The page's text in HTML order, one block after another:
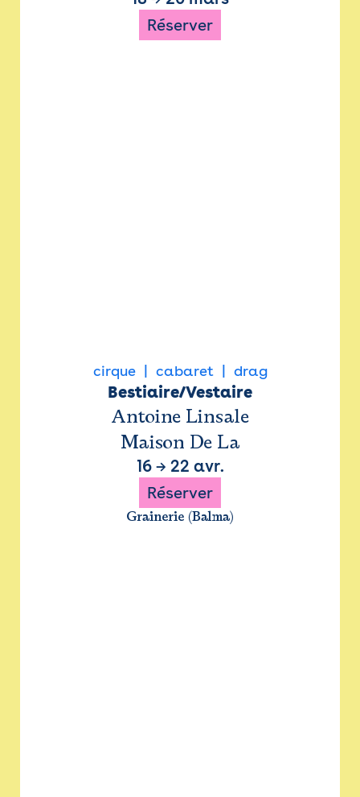
Réserver
cirque cabaret drag
Bestiaire/Vestaire
Antoine Linsale
Maison De La
16→ 22 avr.
Réserver
Grainerie (Balma)